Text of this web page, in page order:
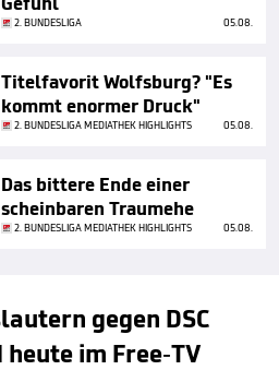
2. BUNDESLIGA 05.08.
Titelfavorit Wolfsburg? "Es
kommt enormer Druck"
2. BUNDESLIGA MEDIATHEK HIGHLIGHTS 05.08.
Das bittere Ende einer
scheinbaren Traumehe
2. BUNDESLIGA MEDIATHEK HIGHLIGHTS 05.08.
gegen DSC
im Free-TV